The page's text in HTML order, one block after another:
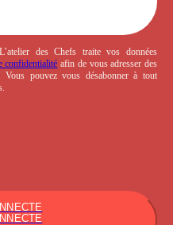
des Chefs traite vos données
confidentialité afin de vous adresser des
Vous pouvez vous désabonner à tout